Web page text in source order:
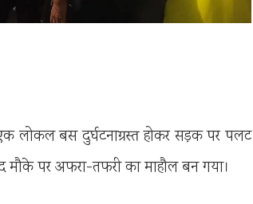
लोकल बस दुर्घटनाग्रस्त होकर सड़क पर पलट
पर अफरा-तफरी का माहौल बन गया।